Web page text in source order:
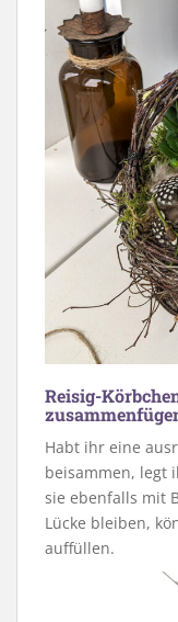
Reisig-
Habt ihr eine
beisammen, legt
sie ebenfalls mit
Lücke bleiben,
auffüllen.